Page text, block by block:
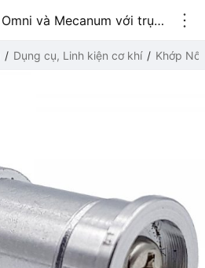
Khớp nối bánh xe Omni và Mecanum với trục động cơ 5mm
Dụng cụ, Linh kiện cơ khí Khớp Nối